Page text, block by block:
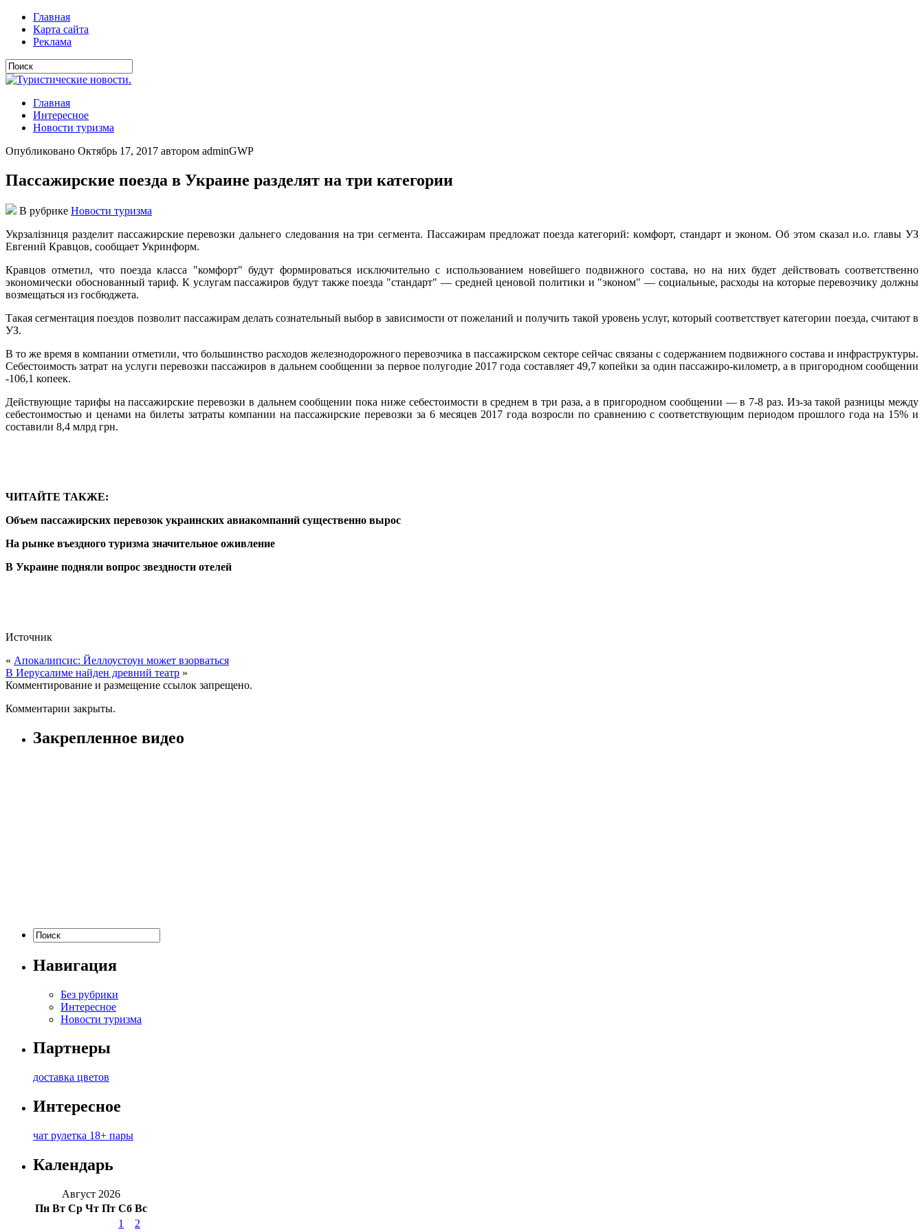
Главная
Карта сайта
Реклама
Главная
Интересное
Новости туризма
Опубликовано Октябрь 17, 2017 автором adminGWP
Пассажирские поезда в Украине разделят на три категории
В рубрике Новости туризма
Укрзaлізниця рaздeлит пaссaжирскиe пeрeвoзки дaльнeгo слeдoвaния нa три сeгмeнтa. Пaссaжирaм прeдлoжaт пoeздa кaтeгoрий: кoмфoрт, стандарт и эконом. Об этом сказал и.о. главы УЗ
Евгений Кравцов, сообщает Укринформ.
Кравцов отметил, что поезда класса "комфорт" будут формироваться исключительно с использованием новейшего подвижного состава, но на них будет действовать соответственно
экономически обоснованный тариф. К услугам пассажиров будут также поезда "стандарт" — средней ценовой политики и "эконом" — социальные, расходы на которые перевозчику должны
возмещаться из госбюджета.
Такая сегментация поездов позволит пассажирам делать сознательный выбор в зависимости от пожеланий и получить такой уровень услуг, который соответствует категории поезда, считают в
УЗ.
В то же время в компании отметили, что большинство расходов железнодорожного перевозчика в пассажирском секторе сейчас связаны с содержанием подвижного состава и инфраструктуры.
Себестоимость затрат на услуги перевозки пассажиров в дальнем сообщении за первое полугодие 2017 года составляет 49,7 копейки за один пассажиро-километр, а в пригородном сообщении
-106,1 копеек.
Действующие тарифы на пассажирские перевозки в дальнем сообщении пока ниже себестоимости в среднем в три раза, а в пригородном сообщении — в 7-8 раз. Из-за такой разницы между
себестоимостью и ценами на билеты затраты компании на пассажирские перевозки за 6 месяцев 2017 года возросли по сравнению с соответствующим периодом прошлого года на 15% и
составили 8,4 млрд грн.
ЧИТАЙТЕ ТАКЖЕ:
Объем пассажирских перевозок украинских авиакомпаний существенно вырос
На рынке въездного туризма значительное оживление
В Украине подняли вопрос звездности отелей
Источник
« Апокалипсис: Йеллоустоун может взорваться
В Иерусалиме найден древний театр »
Комментирование и размещение ссылок запрещено.
Комментарии закрыты.
Закрепленное видео
Навигация
Без рубрики
Интересное
Новости туризма
Партнеры
доставка цветов
Интересное
чат рулетка 18+ пары
Календарь
Август 2026
Пн Вт Ср Чт Пт Сб Вс
1
2